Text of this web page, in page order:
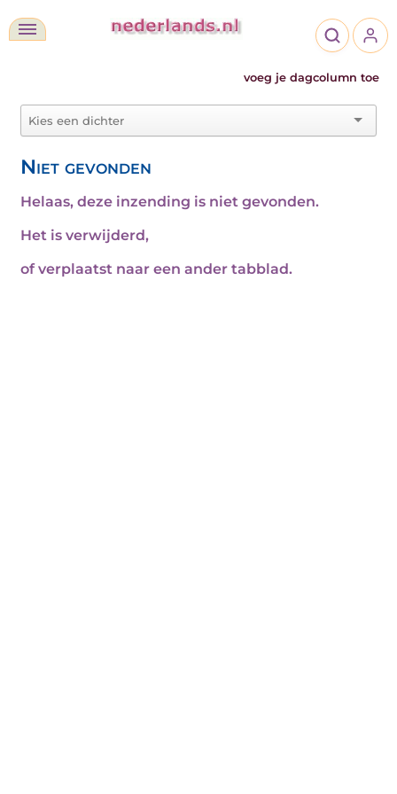
voeg je dagcolumn toe
Niet gevonden
Helaas, deze inzending is niet gevonden.
Het is verwijderd,
of verplaatst naar een ander tabblad.